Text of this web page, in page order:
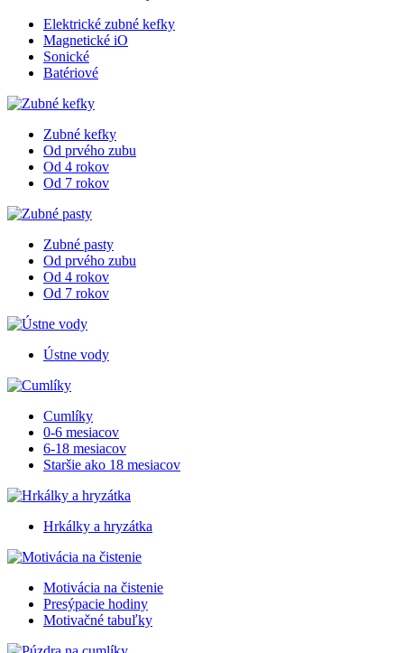
Elektrické zubné kefky
Magnetické iO
Sonické
Batériové
Zubné kefky
Od prvého zubu
Od 4 rokov
Od 7 rokov
Zubné pasty
Od prvého zubu
Od 4 rokov
Od 7 rokov
Ústne vody
Cumlíky
0-6 mesiacov
6-18 mesiacov
Staršie ako 18 mesiacov
Hrkálky a hryzátka
Motivácia na čistenie
Presýpacie hodiny
Motivačné tabuľky